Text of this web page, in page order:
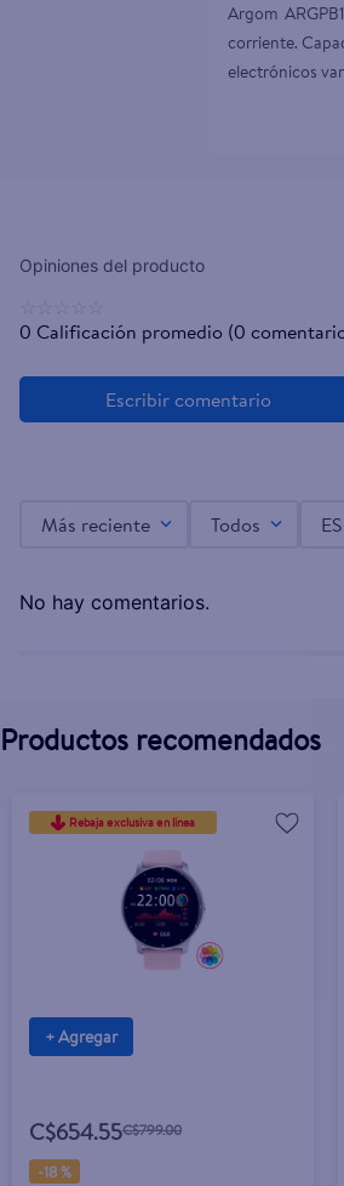
Argom
corriente.
electrónicos
0 Calificación promedio (0
Más reciente Todos ES
No hay comentarios.
Productos recomendados
Rebaja exclusiva en línea
+ Agregar
C$654.55C$799.00
-18 %